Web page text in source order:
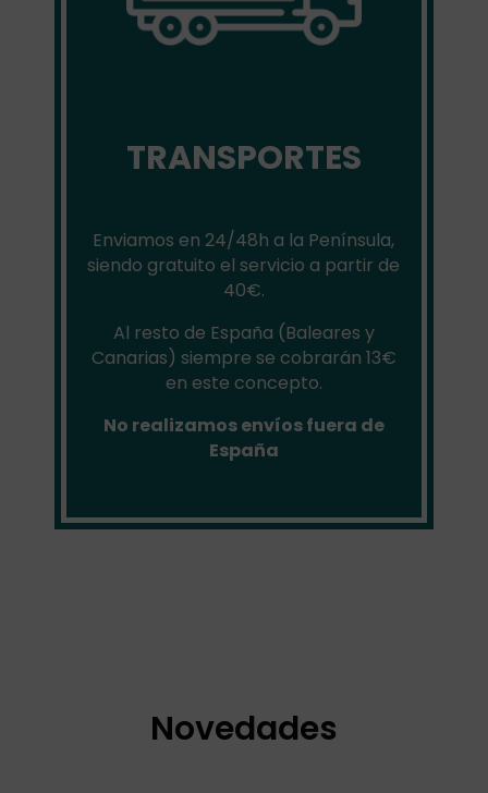
TRANSPORTES
Enviamos en 24/48h a la Península,
siendo gratuito el servicio a partir de
40€.
Al resto de España (Baleares y
Canarias) siempre se cobrarán 13€
en este concepto.
No realizamos envíos fuera de
España
Novedades